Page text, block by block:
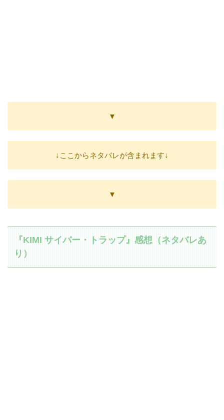
▼
↓ここからネタバレが含まれます↓
▼
『KIMI サイバー・トラップ』感想（ネタバレあ
り）